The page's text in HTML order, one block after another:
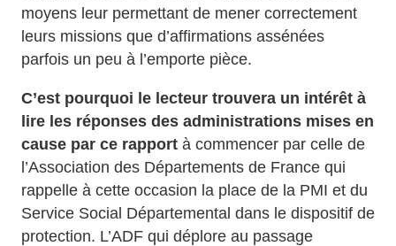
moyens leur permettant de mener correctement
leurs missions que d’affirmations assénées
parfois un peu à l’emporte pièce.
C’est pourquoi le lecteur trouvera un intérêt à
lire les réponses des administrations mises en
cause par ce rapport à commencer par celle de
l’Association des Départements de France qui
rappelle à cette occasion la place de la PMI et du
Service Social Départemental dans le dispositif de
protection. L’ADF qui déplore au passage